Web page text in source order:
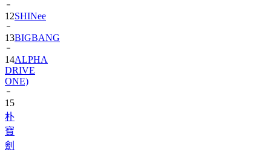
13BIGBANG
14ALPHA
DRIVE
ONE)
15
朴
寶
劍
16